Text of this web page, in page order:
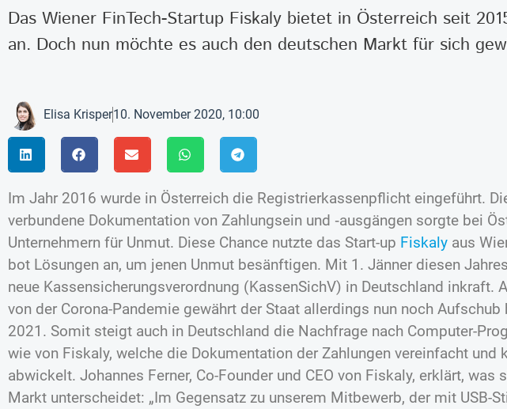
Das Wiener FinTech-Startup Fiskaly bietet in Österreich seit
an. Doch nun möchte es auch den deutschen Markt für sich
Elisa Krisper10. November 2020, 10:00
Im Jahr 2016 wurde in Österreich die Registrierkassenpflicht eingeführt.
verbundene Dokumentation von Zahlungsein und ‑ausgängen sorgte bei
Unternehmern für Unmut. Diese Chance nutzte das Start-up Fiskaly aus
bot Lösungen an, um jenen Unmut besänftigen. Mit 1. Jänner diesen
neue Kassensicherungsverordnung (KassenSichV) in Deutschland inkraft.
von der Corona-Pandemie gewährt der Staat allerdings nun noch Aufschub
2021. Somit steigt auch in Deutschland die Nachfrage nach Computer-
wie von Fiskaly, welche die Dokumentation der Zahlungen vereinfacht und
abwickelt. Johannes Ferner, Co-Founder und CEO von Fiskaly, erklärt, was
Markt unterscheidet: „Im Gegensatz zu unserem Mitbewerb, der mit USB-